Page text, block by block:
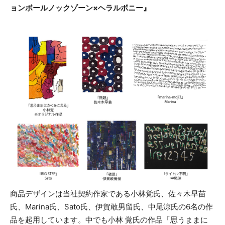
ョンボールノックゾーン×ヘラルボニー』
商品デザインは当社契約作家である小林覚氏、佐々木早苗
氏、Marina氏、Sato氏、伊賀敢男留氏、中尾涼氏の6名の作
品を起用しています。中でも小林 覚氏の作品「思うままに